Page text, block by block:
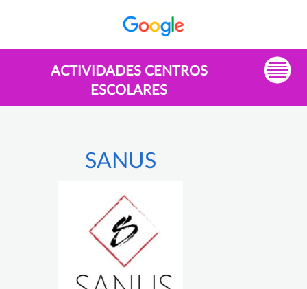
ACTIVIDADES CENTROS
ESCOLARES
SANUS